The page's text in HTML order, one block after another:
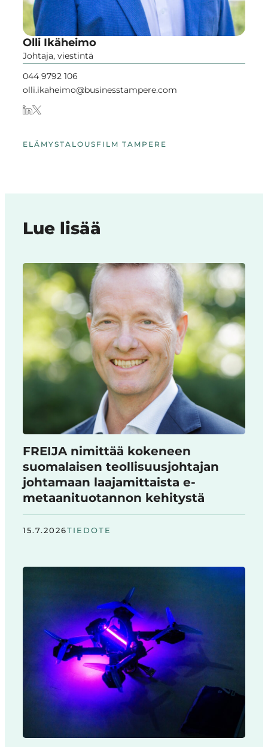
Olli Ikäheimo
Johtaja, viestintä
044 9792 106
olli.ikaheimo@businesstampere.com
ELÄMYSTALOUS FILM TAMPERE
Lue lisää
FREIJA nimittää kokeneen
suomalaisen teollisuusjohtajan
johtamaan laajamittaista e-
metaanituotannon kehitystä
15.7.2026TIEDOTE